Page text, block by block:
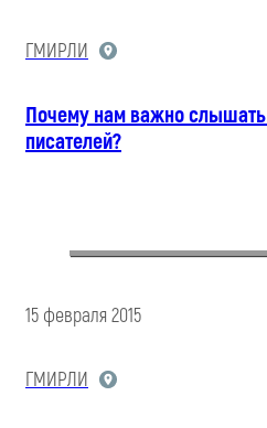
ГМИРЛИ
Почему нам важно слышать
писателей?
15 февраля 2015
ГМИРЛИ